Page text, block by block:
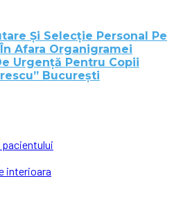
Și Selecție Personal Pe
Afara Organigramei
Urgență Pentru Copii
Bucureşti
interioara